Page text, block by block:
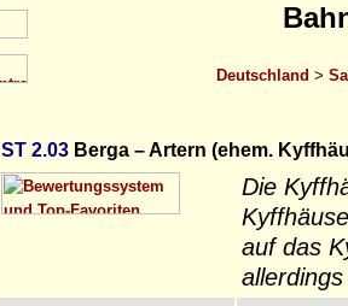
Deutschland >
ST 2.03 Berga – Artern (ehem.
Die
auf das